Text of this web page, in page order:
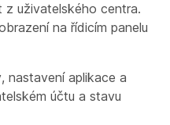
z uživatelského centra.
na řídicím panelu
nastavení aplikace a
účtu a stavu